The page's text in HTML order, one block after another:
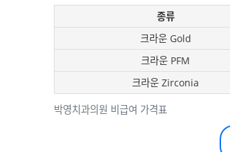
박영치과의원 비급여 가격표
종류
크라운 Gold
크라운 PFM
크라운 Zirconia